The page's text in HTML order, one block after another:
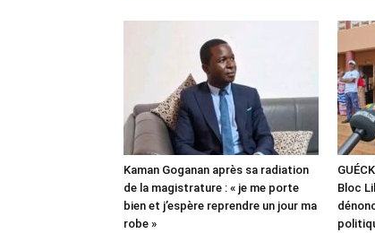
Kaman Goganan après sa radiation
de la magistrature : « je me porte
bien et j’espère reprendre un jour ma
robe »
Bloc